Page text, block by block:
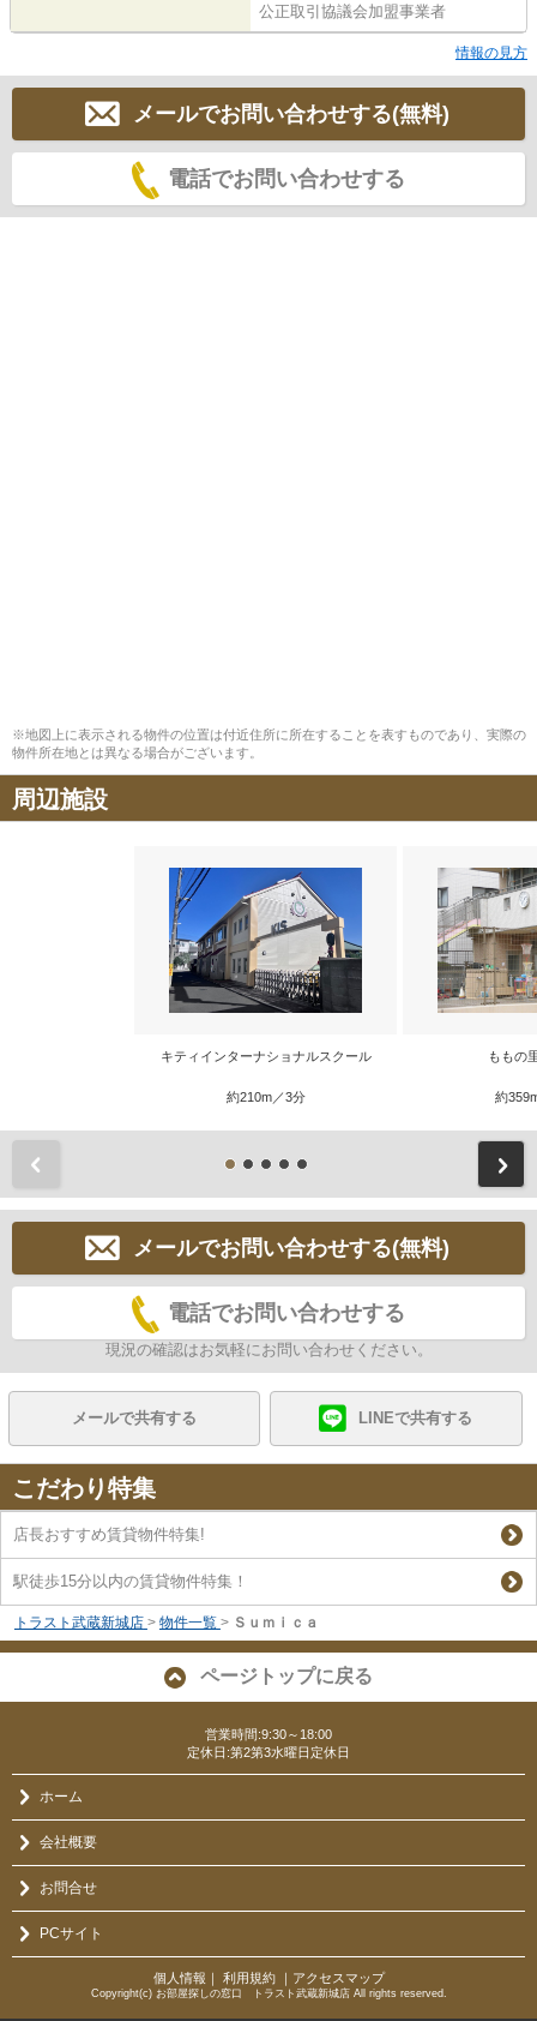
公正取引協議会加盟事業者
情報の見方
メールでお問い合わせする(無料)
電話でお問い合わせする
※地図上に表示される物件の位置は付近住所に所在することを表すものであり、実際の
物件所在地とは異なる場合がございます。
周辺施設
キティインターナショナルスクール
約210m／3分
ももの
約
メールでお問い合わせする(無料)
電話でお問い合わせする
現況の確認はお気軽にお問い合わせください。
メールで共有する LINEで共有する
こだわり特集
店長おすすめ賃貸物件特集!
駅徒歩15分以内の賃貸物件特集！
トラスト武蔵新城店 > 物件一覧 > Ｓｕｍｉｃａ
ページトップに戻る
営業時間:9:30～18:00
定休日:第2第3水曜日定休日
ホーム
会社概要
お問合せ
PCサイト
個人情報 利用規約｜ アクセスマップ
Copyright(c) お部屋探しの窓口 トラスト武蔵新城店 All rights reserved.